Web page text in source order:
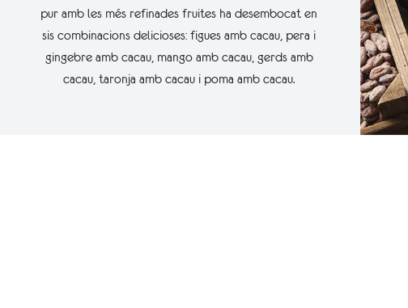
pur amb les més refinades fruites ha desembocat en
sis combinacions delicioses: figues amb cacau, pera i
gingebre amb cacau, mango amb cacau, gerds amb
cacau, taronja amb cacau i poma amb cacau.